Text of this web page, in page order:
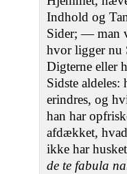
Indhold og
Sider; — man
hvor ligger nu
Digterne eller
Sidste
erindres, og
han har
afdækket,
ikke har
de te fabula